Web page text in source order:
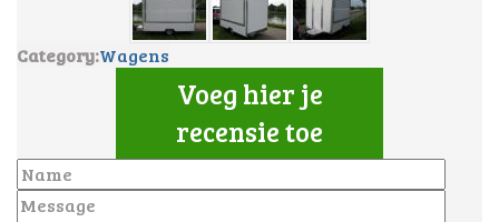
Category:Wagens
Voeg hier je
recensie toe